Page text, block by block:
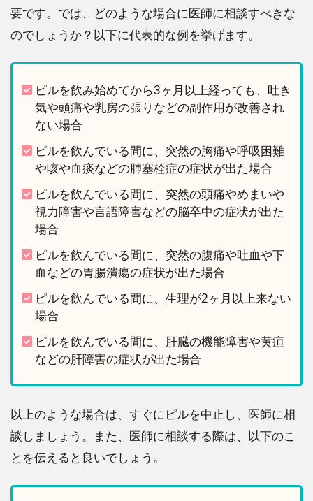
要です。では、どのような場合に医師に相談すべきな
のでしょうか？以下に代表的な例を挙げます。
ピルを飲み始めてから3ヶ月以上経っても、吐き
気や頭痛や乳房の張りなどの副作用が改善され
ない場合
ピルを飲んでいる間に、突然の胸痛や呼吸困難
や咳や血痰などの肺塞栓症の症状が出た場合
ピルを飲んでいる間に、突然の頭痛やめまいや
視力障害や言語障害などの脳卒中の症状が出た
場合
ピルを飲んでいる間に、突然の腹痛や吐血や下
血などの胃腸潰瘍の症状が出た場合
ピルを飲んでいる間に、生理が2ヶ月以上来ない
場合
ピルを飲んでいる間に、肝臓の機能障害や黄疸
などの肝障害の症状が出た場合
以上のような場合は、すぐにピルを中止し、医師に相
談しましょう。また、医師に相談する際は、以下のこ
とを伝えると良いでしょう。